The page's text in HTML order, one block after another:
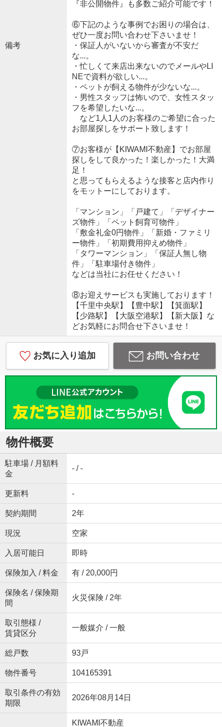
備考
『非公開物件』も多数ご紹介可能です！
⑥下記のような事例でお困りの場合は、
ぜひ一度お問い合わせ下さいませ！
・保証人がいないから審査が不安だ
な...。
・忙しくて来店出来ないのでメールやLI
NEで資料が欲しい...。
・ペットが飼える物件が少ないな...。
・男性スタッフは怖いので、女性スタッ
フを希望したいな...。
など1人1人のお客様のご希望に合った
お部屋探しをサポート致します！
⑦お客様が【KIWAMI不動産】でお部屋
探しをして良かった！楽しかった！大満
足！
と思ってもらえるような接客と店内作り
をモットーにしております。
「マンション」「戸建て」「デザイナー
ズ物件」「ペット飼育可物件」
「敷金礼金0円物件」「新婚・ファミリ
ー物件」「初期費用抑えめ物件」
「タワーマンション」「保証人無し物
件」「駐車場付き物件」
などは当社にお任せください！
⑧お迎えサービスも実施しております！
【千里中央駅】【豊中駅】【箕面駅】
【少路駅】【大阪空港駅】【新大阪】な
どお気軽にお問合せ下さいませ！
お気に入り追加 お問い合わせ
物件概要
駐車場 / 月額料
金
- / -
更新料 -
契約期間 2年
現況 空家
入居可能日 即時
保険加入 / 料金 有 / 20,000円
保険名 / 保険期
間
火災保険 / 2年
取引態様 /
賃貸区分
一般媒介 / 一般
総戸数 93戸
物件番号 104165391
取引条件の有効
期限
2026年08月14日
KIWAMI不動産